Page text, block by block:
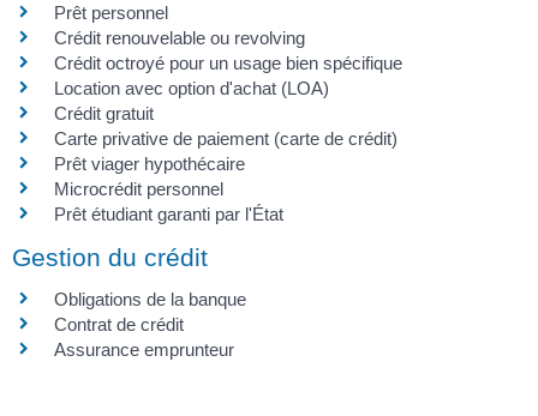
Prêt personnel
Crédit renouvelable ou revolving
Crédit octroyé pour un usage bien spécifique
Location avec option d'achat (LOA)
Crédit gratuit
Carte privative de paiement (carte de crédit)
Prêt viager hypothécaire
Microcrédit personnel
Prêt étudiant garanti par l'État
Gestion du crédit
Obligations de la banque
Contrat de crédit
Assurance emprunteur